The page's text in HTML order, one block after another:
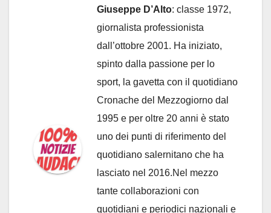
Giuseppe D’Alto: classe 1972,
giornalista professionista
dall’ottobre 2001. Ha iniziato,
spinto dalla passione per lo
sport, la gavetta con il quotidiano
Cronache del Mezzogiorno dal
1995 e per oltre 20 anni è stato
uno dei punti di riferimento del
quotidiano salernitano che ha
lasciato nel 2016.Nel mezzo
tante collaborazioni con
quotidiani e periodici nazionali e